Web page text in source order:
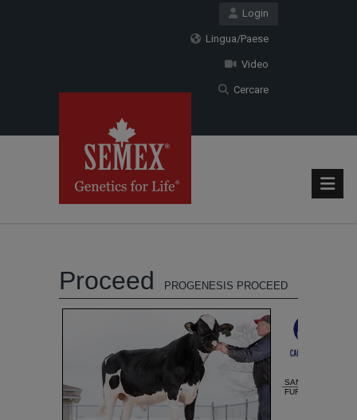
Login
Lingua/Paese
Video
Cercare